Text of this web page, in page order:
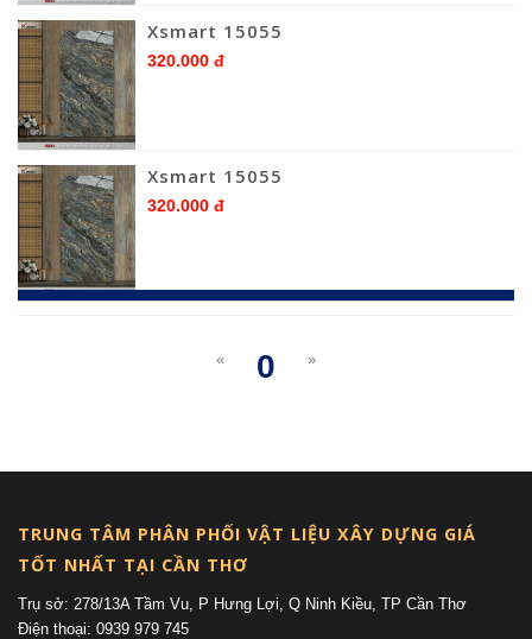
Xsmart 15055
320.000 đ
Xsmart 15055
320.000 đ
«
0
»
TRUNG TÂM PHÂN PHỐI VẬT LIỆU XÂY DỰNG GIÁ
TỐT NHẤT TẠI CẦN THƠ
Trụ sở: 278/13A Tầm Vu, P Hưng Lợi, Q Ninh Kiều, TP Cần Thơ
Điện thoại: 0939 979 745